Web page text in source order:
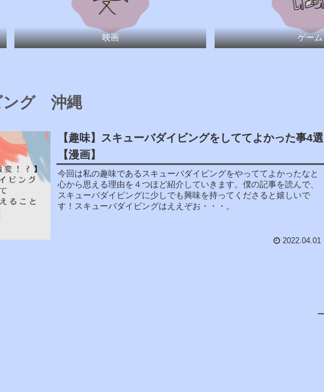
映画 ゲーム
ング 沖縄
【趣味】スキューバダイビングをしててよかった事4選
【漫画】
今回は私の趣味であるスキューバダイビングをやっててよかったなと
心から思える理由を４つほど紹介していきます。僕の記事を読んで、
スキューバダイビングに少しでも興味を持ってくださると嬉しいで
す！スキューバダイビングはええぞお・・・。
2022.04.01